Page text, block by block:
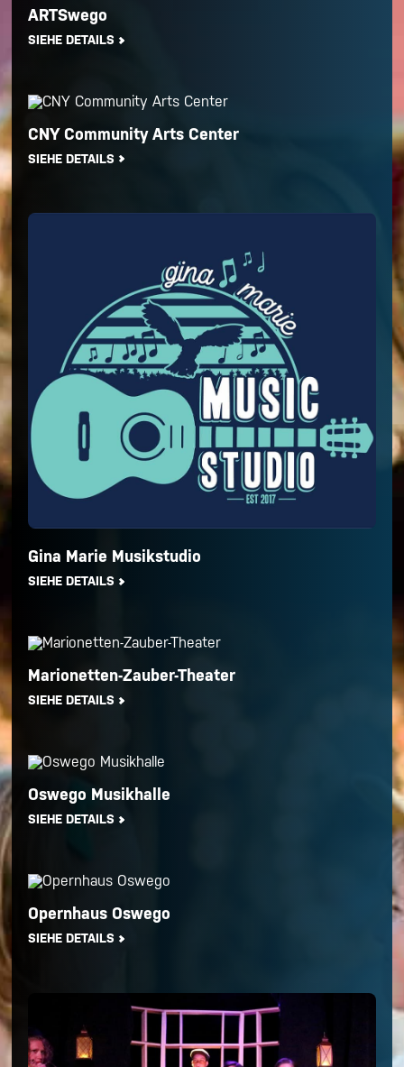
ARTSwego
SIEHE DETAILS
CNY Community Arts Center
SIEHE DETAILS
Gina Marie Musikstudio
SIEHE DETAILS
Marionetten-Zauber-Theater
SIEHE DETAILS
Oswego Musikhalle
SIEHE DETAILS
Opernhaus Oswego
SIEHE DETAILS